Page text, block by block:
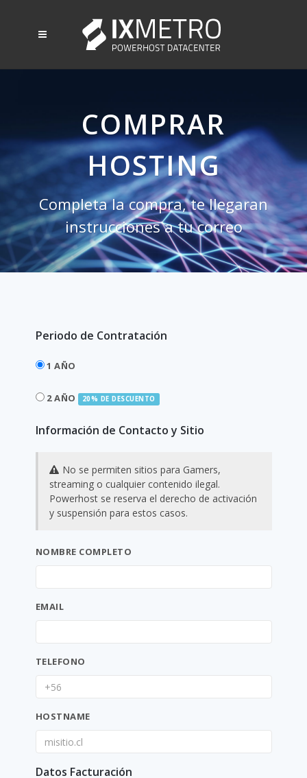
COMPRAR
HOSTING
Completa la compra, te llegaran
instrucciones a tu correo
Periodo de Contratación
1 AÑO
2 AÑO 20% DE DESCUENTO
Información de Contacto y Sitio
No se permiten sitios para Gamers,
streaming o cualquier contenido ilegal.
Powerhost se reserva el derecho de activación
y suspensión para estos casos.
NOMBRE COMPLETO
EMAIL
TELEFONO
HOSTNAME
Datos Facturación